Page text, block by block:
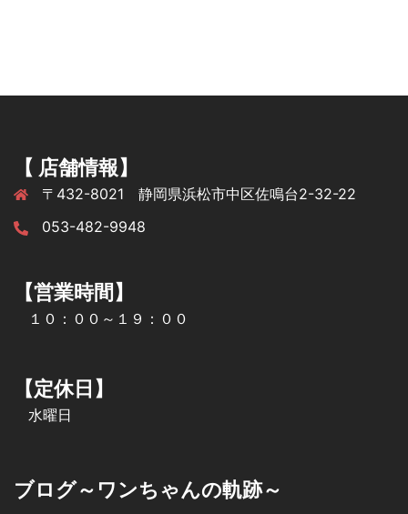
【 店舗情報】
〒432-8021 静岡県浜松市中区佐鳴台2-32-22
053-482-9948
【営業時間】
１０：００～１９：００
【定休日】
水曜日
ブログ～ワンちゃんの軌跡～